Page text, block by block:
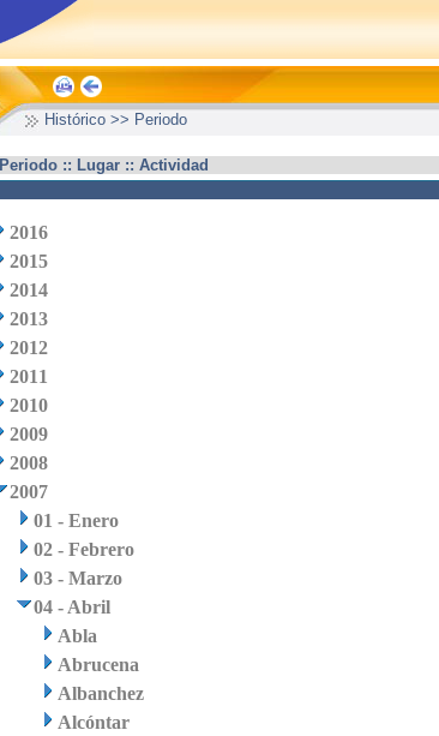
Histórico >> Periodo
Periodo :: Lugar :: Actividad
2016
2015
2014
2013
2012
2011
2010
2009
2008
2007
01 - Enero
02 - Febrero
03 - Marzo
04 - Abril
Abla
Abrucena
Albanchez
Alcóntar